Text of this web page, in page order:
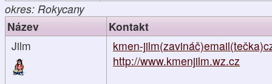
okres: Rokycany
Název
Kontakt
Jilm
kmen-
http://www.kmenjilm.wz.cz